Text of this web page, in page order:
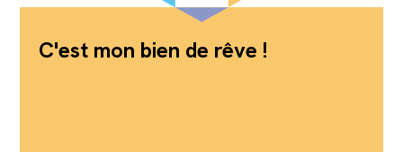
C'est mon bien de rêve !